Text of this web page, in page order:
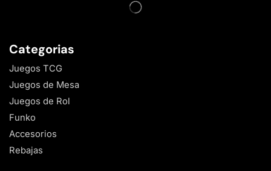
Categorias
Juegos TCG
Juegos de Mesa
Juegos de Rol
Funko
Accesorios
Rebajas